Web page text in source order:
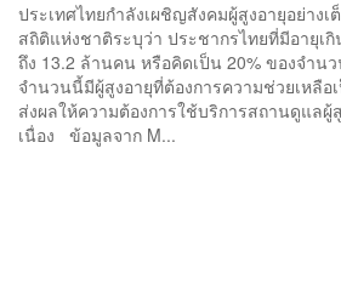
ประเทศไทยกำลังเผชิญสังคมผู้สูงอายุอย่าง
สถิติแห่งชาติระบุว่า ประชากรไทยที่มีอายุเ
ถึง 13.2 ล้านคน หรือคิดเป็น 20% ของจำน
จำนวนนี้มีผู้สูงอายุที่ต้องการความช่วยเหลือ
ส่งผลให้ความต้องการใช้บริการสถานดูแลผู้
เนื่อง ข้อมูลจาก M...